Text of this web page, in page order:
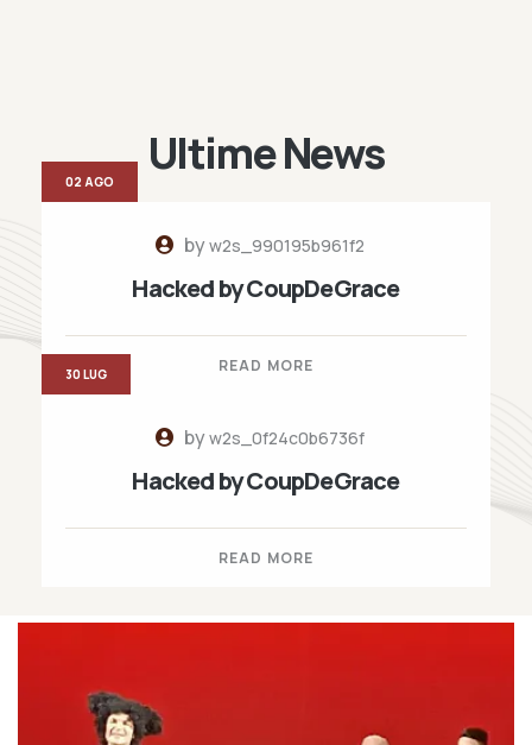
Ultime News
byw2s_990195b961f2
Hacked by CoupDeGrace
READ MORE
02 AGO
byw2s_0f24c0b6736f
Hacked by CoupDeGrace
READ MORE
30 LUG